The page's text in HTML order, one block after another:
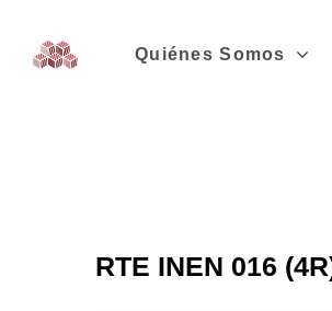
Quiénes Somos
RTE INEN 016